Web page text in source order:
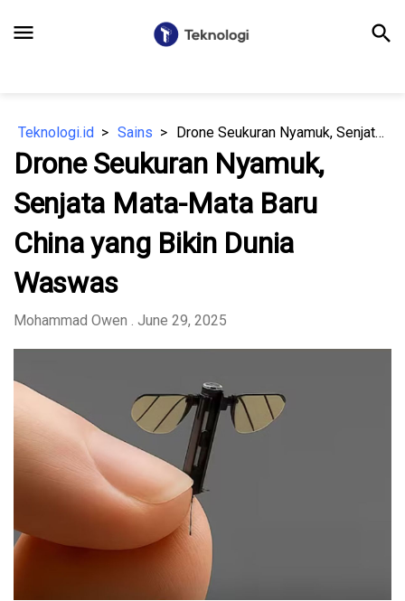
menu search
Teknologi.id Sains Drone Seukuran Nyamuk, Senjata Mata-Mata Baru China yang Bikin Dunia Waswas
Drone Seukuran Nyamuk,
Senjata Mata-Mata Baru
China yang Bikin Dunia
Waswas
Mohammad Owen . June 29, 2025